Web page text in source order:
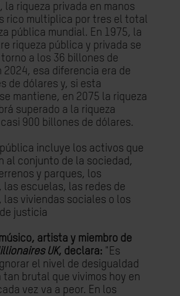
la riqueza privada en manos
rico multiplica por tres el total
pública mundial. En 1975, la
riqueza pública y privada se
a los 36 billones de
2024, esa diferencia era de
de dólares y, si esta
mantiene, en 2075 la riqueza
superado a la riqueza
900 billones de dólares.
incluye los activos que
al conjunto de la sociedad,
y parques, los
las escuelas, las redes de
las viviendas sociales o los
justicia
artista y miembro de
UK, declara: "Es
el nivel de desigualdad
tan brutal que vivimos hoy en
vez va a peor. En los